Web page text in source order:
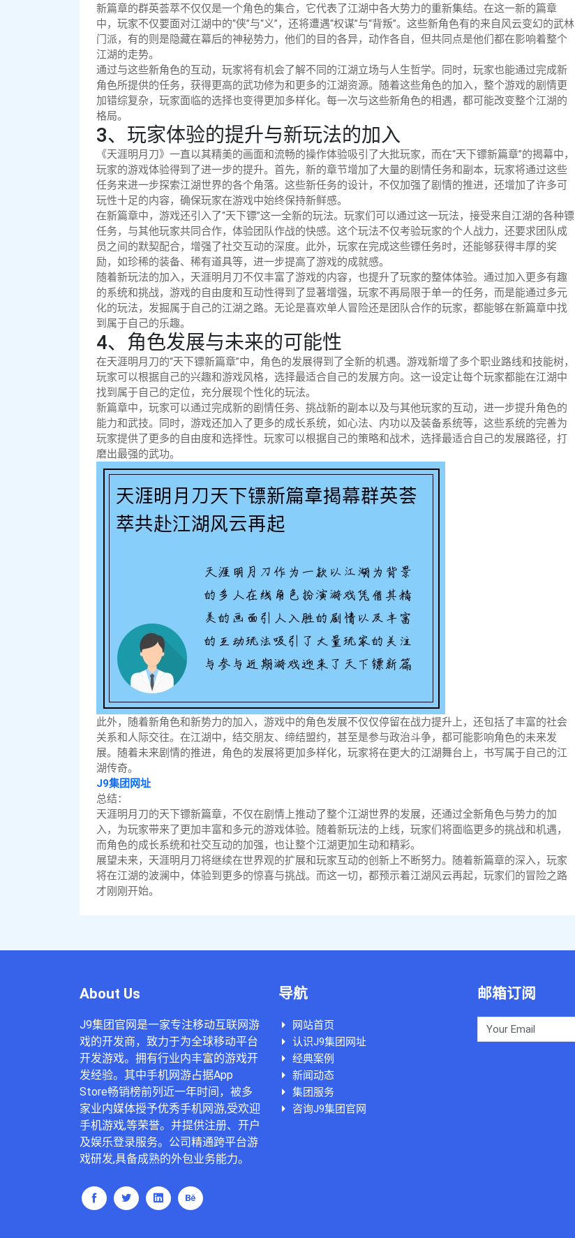
新篇章的群英荟萃不仅仅是一个角色的集合，它代表了江湖中各大势力的重新集结。在这一新的篇章
中，玩家不仅要面对江湖中的“侠”与“义”，还将遭遇“权谋”与“背叛”。这些新角色有的来自风云变幻的武林
门派，有的则是隐藏在幕后的神秘势力，他们的目的各异，动作各自，但共同点是他们都在影响着整个
江湖的走势。
通过与这些新角色的互动，玩家将有机会了解不同的江湖立场与人生哲学。同时，玩家也能通过完成新
角色所提供的任务，获得更高的武功修为和更多的江湖资源。随着这些角色的加入，整个游戏的剧情更
加错综复杂，玩家面临的选择也变得更加多样化。每一次与这些新角色的相遇，都可能改变整个江湖的
格局。
3、玩家体验的提升与新玩法的加入
《天涯明月刀》一直以其精美的画面和流畅的操作体验吸引了大批玩家，而在“天下镖新篇章”的揭幕中，
玩家的游戏体验得到了进一步的提升。首先，新的章节增加了大量的剧情任务和副本，玩家将通过这些
任务来进一步探索江湖世界的各个角落。这些新任务的设计，不仅加强了剧情的推进，还增加了许多可
玩性十足的内容，确保玩家在游戏中始终保持新鲜感。
在新篇章中，游戏还引入了“天下镖”这一全新的玩法。玩家们可以通过这一玩法，接受来自江湖的各种镖
任务，与其他玩家共同合作，体验团队作战的快感。这个玩法不仅考验玩家的个人战力，还要求团队成
员之间的默契配合，增强了社交互动的深度。此外，玩家在完成这些镖任务时，还能够获得丰厚的奖
励，如珍稀的装备、稀有道具等，进一步提高了游戏的成就感。
随着新玩法的加入，天涯明月刀不仅丰富了游戏的内容，也提升了玩家的整体体验。通过加入更多有趣
的系统和挑战，游戏的自由度和互动性得到了显著增强，玩家不再局限于单一的任务，而是能通过多元
化的玩法，发掘属于自己的江湖之路。无论是喜欢单人冒险还是团队合作的玩家，都能够在新篇章中找
到属于自己的乐趣。
4、角色发展与未来的可能性
在天涯明月刀的“天下镖新篇章”中，角色的发展得到了全新的机遇。游戏新增了多个职业路线和技能树，
玩家可以根据自己的兴趣和游戏风格，选择最适合自己的发展方向。这一设定让每个玩家都能在江湖中
找到属于自己的定位，充分展现个性化的玩法。
新篇章中，玩家可以通过完成新的剧情任务、挑战新的副本以及与其他玩家的互动，进一步提升角色的
能力和武技。同时，游戏还加入了更多的成长系统，如心法、内功以及装备系统等，这些系统的完善为
玩家提供了更多的自由度和选择性。玩家可以根据自己的策略和战术，选择最适合自己的发展路径，打
磨出最强的武功。
此外，随着新角色和新势力的加入，游戏中的角色发展不仅仅停留在战力提升上，还包括了丰富的社会
关系和人际交往。在江湖中，结交朋友、缔结盟约，甚至是参与政治斗争，都可能影响角色的未来发
展。随着未来剧情的推进，角色的发展将更加多样化，玩家将在更大的江湖舞台上，书写属于自己的江
湖传奇。
J9集团网址
总结：
天涯明月刀的天下镖新篇章，不仅在剧情上推动了整个江湖世界的发展，还通过全新角色与势力的加
入，为玩家带来了更加丰富和多元的游戏体验。随着新玩法的上线，玩家们将面临更多的挑战和机遇，
而角色的成长系统和社交互动的加强，也让整个江湖更加生动和精彩。
展望未来，天涯明月刀将继续在世界观的扩展和玩家互动的创新上不断努力。随着新篇章的深入，玩家
将在江湖的波澜中，体验到更多的惊喜与挑战。而这一切，都预示着江湖风云再起，玩家们的冒险之路
才刚刚开始。
About Us
J9集团官网是一家专注移动互联网游
戏的开发商，致力于为全球移动平台
开发游戏。拥有行业内丰富的游戏开
发经验。其中手机网游占据App
Store畅销榜前列近一年时间，被多
家业内媒体授予优秀手机网游,受欢迎
手机游戏,等荣誉。并提供注册、开户
及娱乐登录服务。公司精通跨平台游
戏研发,具备成熟的外包业务能力。
导航
网站首页
认识J9集团网址
经典案例
新闻动态
集团服务
咨询J9集团官网
邮箱订阅